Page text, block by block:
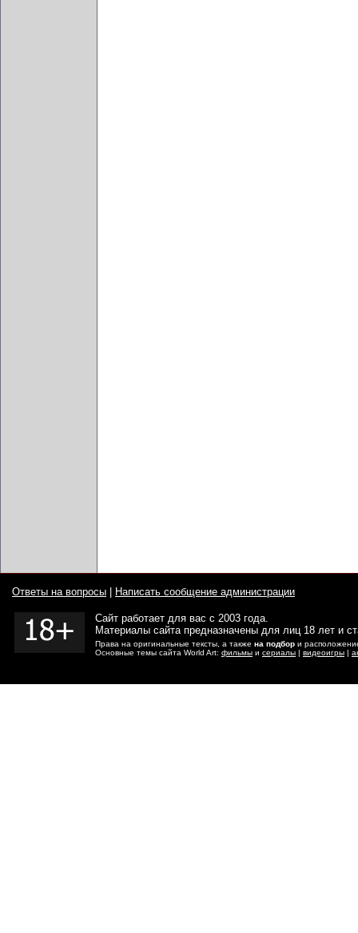
Ответы на вопросы Написать сообщение администрации
Сайт работает для вас с 2003 года.
Материалы сайта предназначены для лиц 18 лет и
Права на оригинальные тексты, а также на подбор и
Основные темы сайта World Art: фильмы и сериалы | видеоигры |